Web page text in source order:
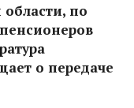
по
о передаче